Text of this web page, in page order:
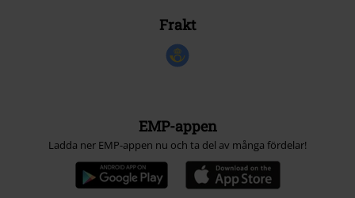
Frakt
EMP-appen
Ladda ner EMP-appen nu och ta del av många fördelar!